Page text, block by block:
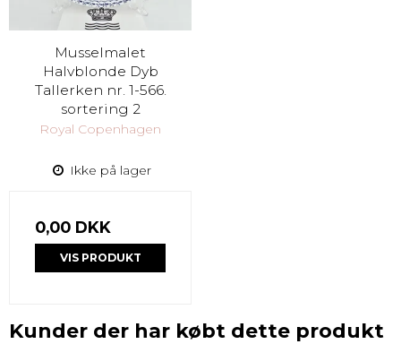
Musselmalet
Halvblonde Dyb
Tallerken nr. 1-566.
sortering 2
Royal Copenhagen
Ikke på lager
0,00 DKK
VIS PRODUKT
Kunder der har købt dette produkt